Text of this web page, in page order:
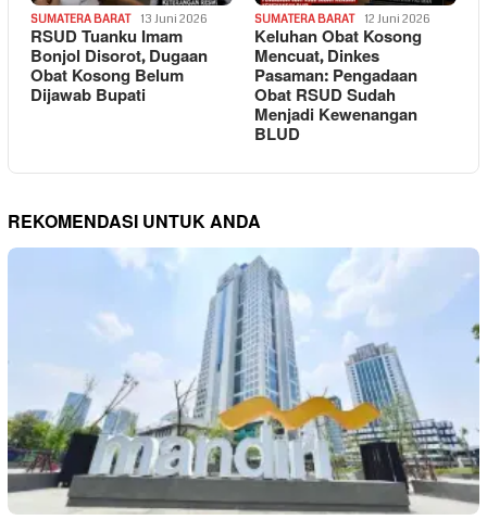
SUMATERA BARAT 13 Juni 2026
RSUD Tuanku Imam
Bonjol Disorot, Dugaan
Obat Kosong Belum
Dijawab Bupati
SUMATERA BARAT 12 Juni 2026
Keluhan Obat Kosong
Mencuat, Dinkes
Pasaman: Pengadaan
Obat RSUD Sudah
Menjadi Kewenangan
BLUD
REKOMENDASI UNTUK ANDA